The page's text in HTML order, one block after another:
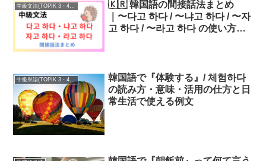
🇰🇷 韓国語の間接話法まとめ
｜〜다고 하다 / 〜냐고 하다 / 〜자
고 하다 / 〜라고 하다 の使い方と
韓国語で『体験する』/ 체험하다
の読み方・意味・活用の仕方と日
常生活で使える例文